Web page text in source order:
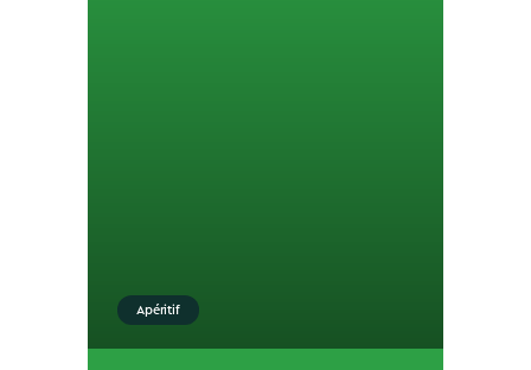
Apéritif